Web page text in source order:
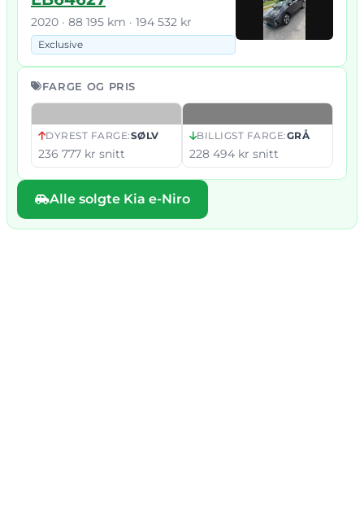
2020 · 88 195 km · 194 532 kr
Exclusive
FARGE OG PRIS
DYREST FARGE:SØLV
236 777 kr snitt
BILLIGST FARGE:GRÅ
228 494 kr snitt
Alle solgte Kia e-Niro